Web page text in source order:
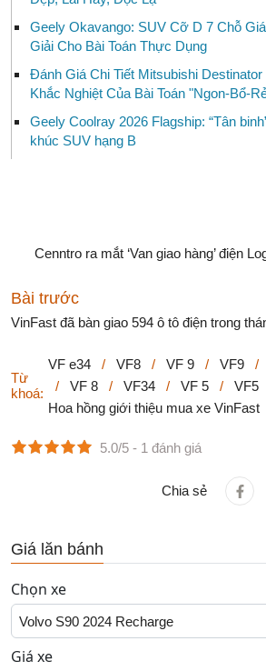
Geely Okavango: SUV Cỡ D 7 Chỗ
Giải Cho Bài Toán Thực Dụng
Đánh Giá Chi Tiết Mitsubishi
Khắc Nghiệt Của Bài Toán "Ngon-Bổ-
Geely Coolray 2026 Flagship: “Tân
khúc SUV hạng B
Cenntro ra mắt ‘Van giao hàng’ điện
Bài trước
VinFast đã bàn giao 594 ô tô điện trong
Từ
khoá:
VF e34 / VF8 / VF 9 / VF9 /
/
VF 8 / VF34 / VF 5 / VF5
Hoa hồng giới thiệu mua xe VinFast
5.0/5 - 1 đánh giá
Chia sẻ
Giá lăn bánh
Chọn xe
Volvo S90 2024 Recharge
Giá xe